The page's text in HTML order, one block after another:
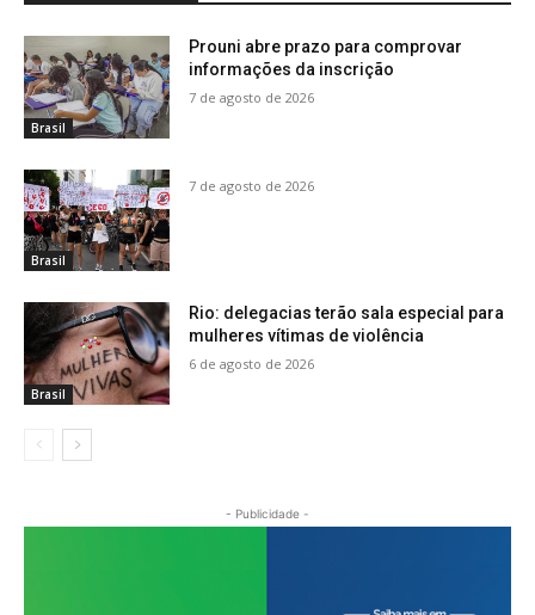
Brasil
Prouni abre prazo para comprovar
informações da inscrição
7 de agosto de 2026
Brasil
7 de agosto de 2026
Brasil
Rio: delegacias terão sala especial para
mulheres vítimas de violência
6 de agosto de 2026
- Publicidade -